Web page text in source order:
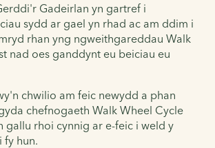
Gadeirlan yn gartref i
sydd ar gael yn rhad ac am ddim i
rhan yng ngweithgareddau Walk
nad oes ganddynt eu beiciau eu
chwilio am feic newydd a phan
chefnogaeth Walk Wheel Cycle
gallu rhoi cynnig ar e-feic i weld y
fy hun.